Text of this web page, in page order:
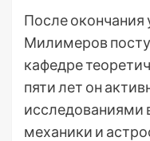
После окончания
Милимеров
кафедре
пяти лет он
исследованиями
механики и